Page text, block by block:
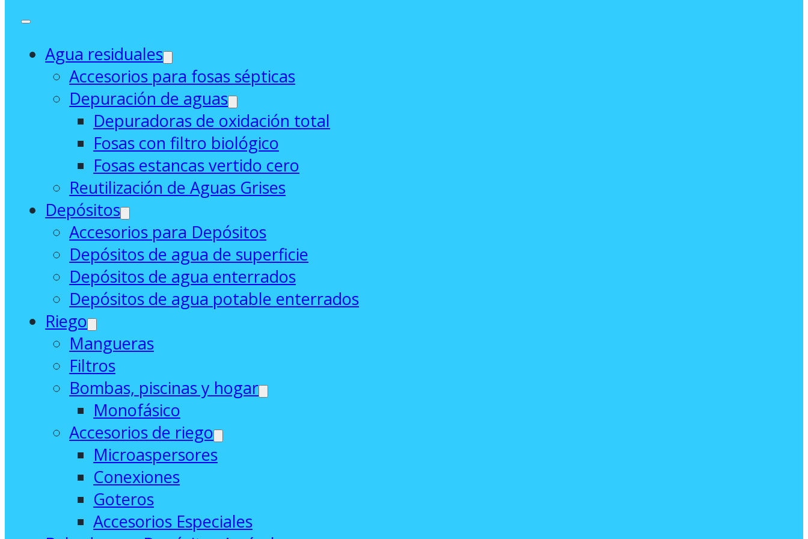
Agua residuales
Accesorios para fosas sépticas
Depuración de aguas
Depuradoras de oxidación total
Fosas con filtro biológico
Fosas estancas vertido cero
Reutilización de Aguas Grises
Depósitos
Accesorios para Depósitos
Depósitos de agua de superficie
Depósitos de agua enterrados
Depósitos de agua potable enterrados
Riego
Mangueras
Filtros
Bombas, piscinas y hogar
Monofásico
Accesorios de riego
Microaspersores
Conexiones
Goteros
Accesorios Especiales